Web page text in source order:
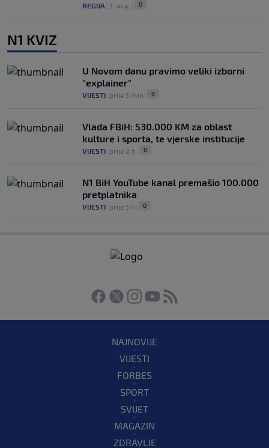
REGIJA 3. aug. 0
N1 KVIZ
U Novom danu pravimo veliki izborni
"explainer"
VIJESTI prije 5 min 0
Vlada FBiH: 530.000 KM za oblast
kulture i sporta, te vjerske institucije
VIJESTI prije 2 h 0
N1 BiH YouTube kanal premašio 100.000
pretplatnika
VIJESTI prije 5 h 0
NAJNOVIJE
VIJESTI
FORBES
SPORT
SVIJET
MAGAZIN
ZDRAVLJE